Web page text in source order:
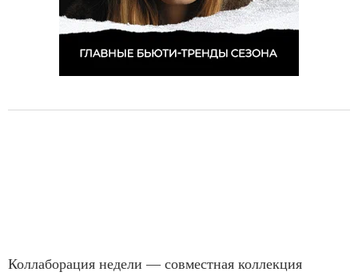
Коллаборация недели — совместная коллекция